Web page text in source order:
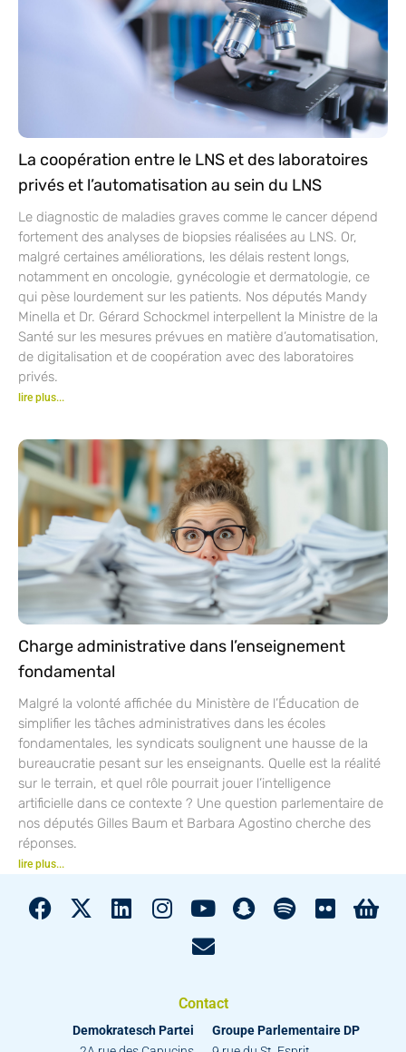
La coopération entre le LNS et des laboratoires
privés et l’automatisation au sein du LNS
Le diagnostic de maladies graves comme le cancer dépend
fortement des analyses de biopsies réalisées au LNS. Or,
malgré certaines améliorations, les délais restent longs,
notamment en oncologie, gynécologie et dermatologie, ce
qui pèse lourdement sur les patients. Nos députés Mandy
Minella et Dr. Gérard Schockmel interpellent la Ministre de la
Santé sur les mesures prévues en matière d’automatisation,
de digitalisation et de coopération avec des laboratoires
privés.
lire plus...
Charge administrative dans l’enseignement
fondamental
Malgré la volonté affichée du Ministère de l’Éducation de
simplifier les tâches administratives dans les écoles
fondamentales, les syndicats soulignent une hausse de la
bureaucratie pesant sur les enseignants. Quelle est la réalité
sur le terrain, et quel rôle pourrait jouer l’intelligence
artificielle dans ce contexte ? Une question parlementaire de
nos députés Gilles Baum et Barbara Agostino cherche des
réponses.
lire plus...
Contact
Demokratesch Partei
Groupe Parlementaire DP